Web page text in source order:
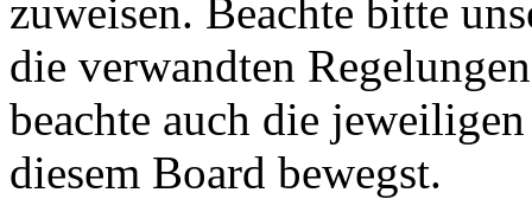
zuweisen. Beachte bitte
die verwandten
beachte auch die
diesem Board bewegst.